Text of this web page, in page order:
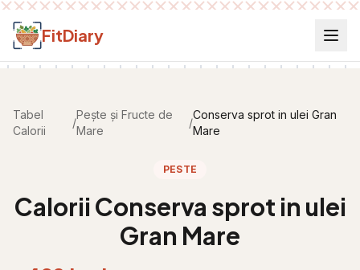
Salt la conținut
FitDiary
Tabel
Calorii
/
Pește și Fructe de
Mare
/
Conserva sprot in ulei Gran
Mare
PESTE
Calorii Conserva sprot in ulei
Gran Mare